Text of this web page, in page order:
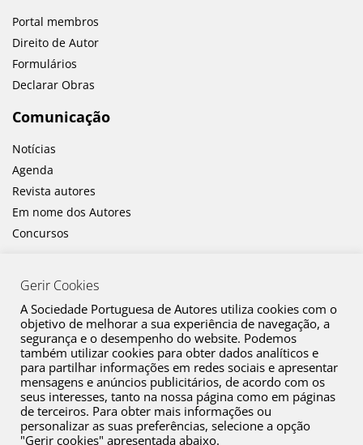
Portal membros
Direito de Autor
Formulários
Declarar Obras
Comunicação
Notícias
Agenda
Revista autores
Em nome dos Autores
Concursos
Canal de Denúncia
Plano de Prevenção de Riscos de Corrupção e Infrações Conexas
Política de Privacidade
Política de Cookies
Gerir Cookies
A Sociedade Portuguesa de Autores utiliza cookies com o
objetivo de melhorar a sua experiência de navegação, a
segurança e o desempenho do website. Podemos
também utilizar cookies para obter dados analíticos e
para partilhar informações em redes sociais e apresentar
mensagens e anúncios publicitários, de acordo com os
seus interesses, tanto na nossa página como em páginas
de terceiros. Para obter mais informações ou
personalizar as suas preferências, selecione a opção
"Gerir cookies" apresentada abaixo.